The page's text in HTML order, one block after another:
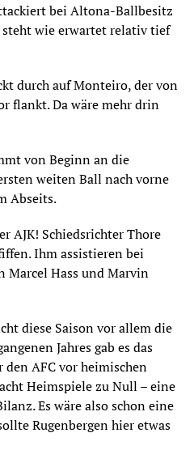
bei Altona-Ballbesitz
wie erwartet relativ tief
durch auf Monteiro, der von
flankt. Da wäre mehr drin
von Beginn an die
weiten Ball nach vorne
Abseits.
AJK! Schiedsrichter Thore
Ihm assistieren bei
Marcel Hass und Marvin
diese Saison vor allem die
Jahres gab es das
AFC vor heimischen
Heimspiele zu Null – eine
Es wäre also schon eine
Rugenbergen hier etwas